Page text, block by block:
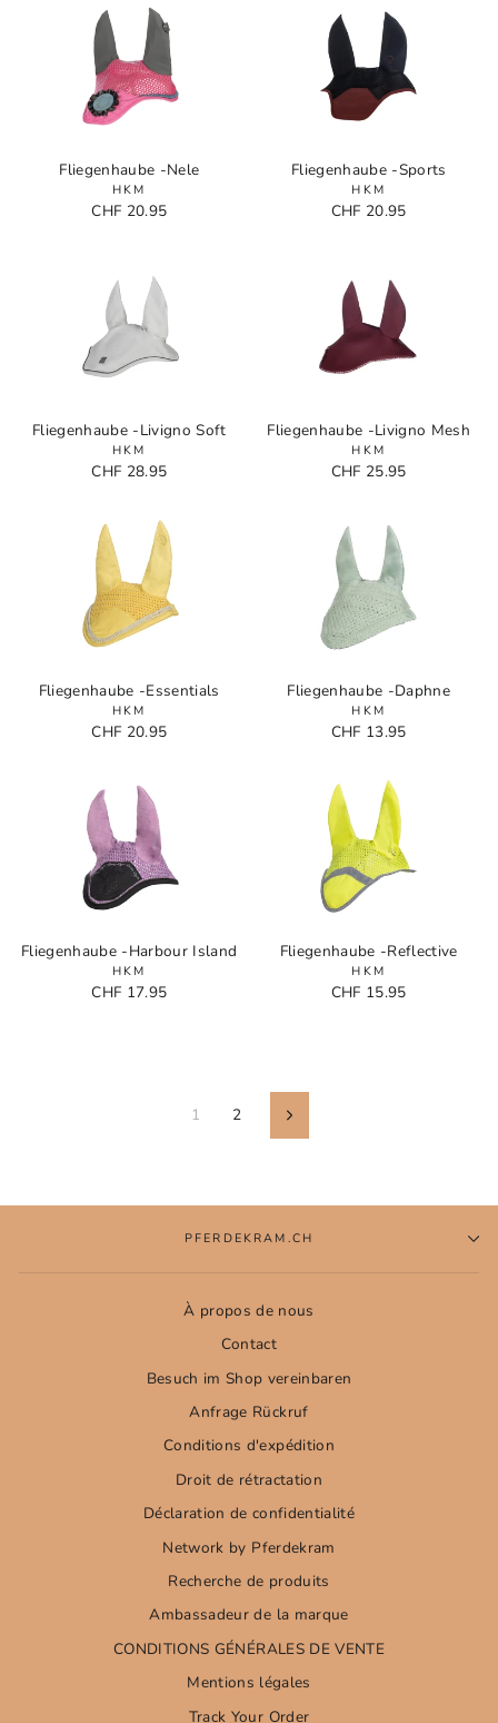
Fliegenhaube -Nele
HKM
CHF 20.95
Fliegenhaube -Sports
HKM
CHF 20.95
Fliegenhaube -Livigno Soft
HKM
CHF 28.95
Fliegenhaube -Livigno Mesh
HKM
CHF 25.95
Fliegenhaube -Essentials
HKM
CHF 20.95
Fliegenhaube -Daphne
HKM
CHF 13.95
Fliegenhaube -Harbour Island
HKM
CHF 17.95
Fliegenhaube -Reflective
HKM
CHF 15.95
1 2 En
avant
PFERDEKRAM.CH
À propos de nous
Contact
Besuch im Shop vereinbaren
Anfrage Rückruf
Conditions d'expédition
Droit de rétractation
Déclaration de confidentialité
Network by Pferdekram
Recherche de produits
Ambassadeur de la marque
CONDITIONS GÉNÉRALES DE VENTE
Mentions légales
Track Your Order